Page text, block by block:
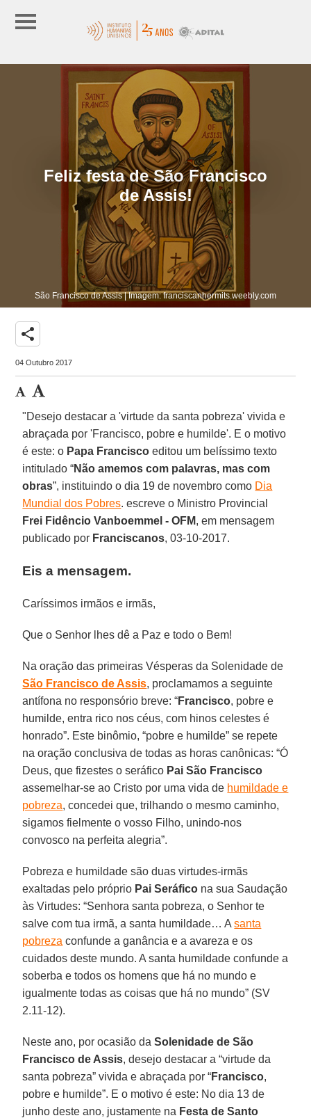
Feliz festa de São Francisco
de Assis!
São Francisco de Assis | Imagem: franciscanhermits.weebly.com
share
04 Outubro 2017
"Desejo destacar a 'virtude da santa pobreza' vivida e
abraçada por 'Francisco, pobre e humilde'. E o motivo
é este: o Papa Francisco editou um belíssimo texto
intitulado “Não amemos com palavras, mas com
obras”, instituindo o dia 19 de novembro como Dia
Mundial dos Pobres. escreve o Ministro Provincial
Frei Fidêncio Vanboemmel - OFM, em mensagem
publicado por Franciscanos, 03-10-2017.
Eis a mensagem.
Caríssimos irmãos e irmãs,
Que o Senhor lhes dê a Paz e todo o Bem!
Na oração das primeiras Vésperas da Solenidade de
São Francisco de Assis, proclamamos a seguinte
antífona no responsório breve: “Francisco, pobre e
humilde, entra rico nos céus, com hinos celestes é
honrado”. Este binômio, “pobre e humilde” se repete
na oração conclusiva de todas as horas canônicas: “Ó
Deus, que fizestes o seráfico Pai São Francisco
assemelhar-se ao Cristo por uma vida de humildade e
pobreza, concedei que, trilhando o mesmo caminho,
sigamos fielmente o vosso Filho, unindo-nos
convosco na perfeita alegria”.
Pobreza e humildade são duas virtudes-irmãs
exaltadas pelo próprio Pai Seráfico na sua Saudação
às Virtudes: “Senhora santa pobreza, o Senhor te
salve com tua irmã, a santa humildade… Asanta
pobreza confunde a ganância e a avareza e os
cuidados deste mundo. A santa humildade confunde a
soberba e todos os homens que há no mundo e
igualmente todas as coisas que há no mundo” (SV
2.11-12).
Neste ano, por ocasião daSolenidade de São
Francisco de Assis, desejo destacar a “virtude da
santa pobreza” vivida e abraçada por “Francisco,
pobre e humilde”. E o motivo é este: No dia 13 de
junho deste ano, justamente na Festa de Santo